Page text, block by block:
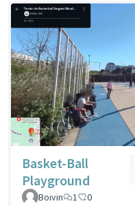
Basket-Ball
Playground
Boivin
1 0